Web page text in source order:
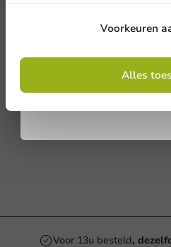
Voor 13u besteld,
Voorkeuren
Alles
Door je in te schrijven,
algemene